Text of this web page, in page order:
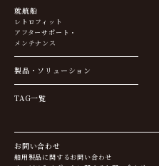
就航船
レトロフィット
アフターサポート・
メンテナンス
製品・ソリューション
TAG一覧
お問い合わせ
舶用製品に関するお問い合わせ